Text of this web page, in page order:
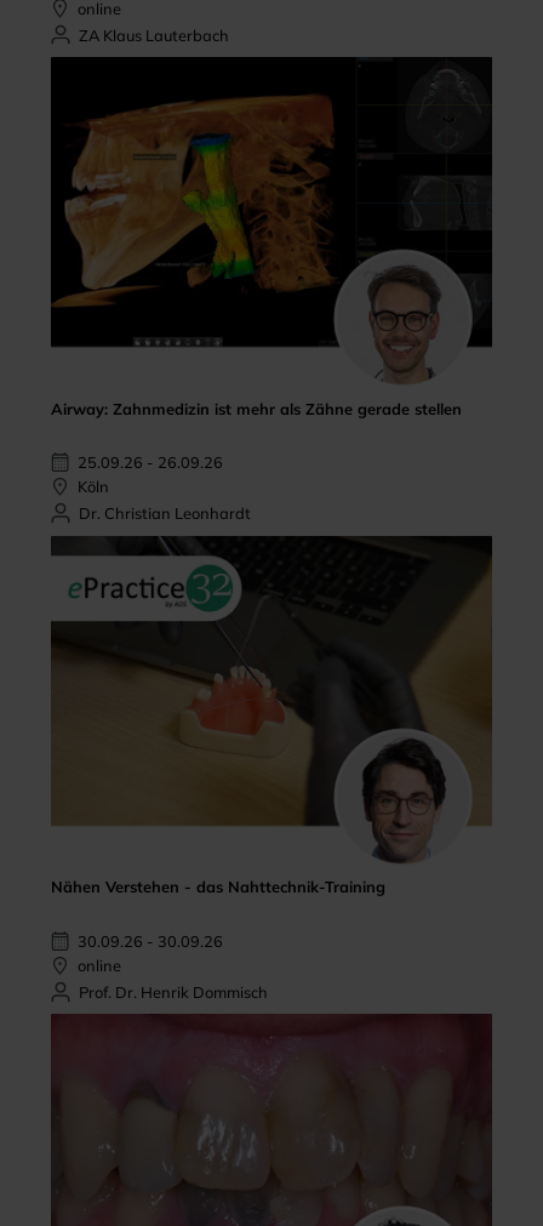
online
ZA Klaus Lauterbach
Airway: Zahnmedizin ist mehr als Zähne gerade stellen
25.09.26 - 26.09.26
Köln
Dr. Christian Leonhardt
Nähen Verstehen - das Nahttechnik-Training
30.09.26 - 30.09.26
online
Prof. Dr. Henrik Dommisch